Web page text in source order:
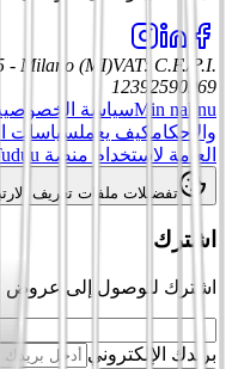
- Milano (MI)VAT: C.F./P.I.
12392590969
Min nahnuسياسة الخصوصية
والأحكامكيف يعملسياسات
العامة لاستخدام منصة Tuduu (المستخدمون المهنيون)
تفضيلات ملفات تعريف
اشترك
اشترك للوصول إلى عروض
بريدك الإلكتروني